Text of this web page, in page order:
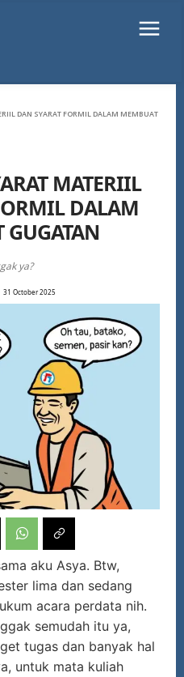
DAN SYARAT FORMIL DALAM MEMBUAT
MATERIIL
DALAM
ya?
31 October 2025
aku Asya. Btw,
lima dan sedang
acara perdata nih.
semudah itu ya,
tugas dan banyak hal
untuk mata kuliah